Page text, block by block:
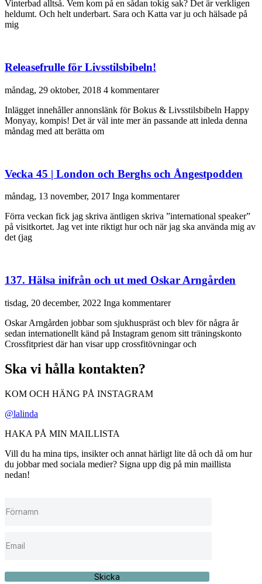
Vinterbad alltså. Vem kom på en sådan tokig sak? Det är verkligen
heldumt. Och helt underbart. Sara och Katta var ju och hälsade på
mig
Releasefrulle för Livsstilsbibeln!
måndag, 29 oktober, 2018 4 kommentarer
Inlägget innehåller annonslänk för Bokus & Livsstilsbibeln Happy
Monyay, kompis! Det är väl inte mer än passande att inleda denna
måndag med att berätta om
Vecka 45 | London och Berghs och Ångestpodden
måndag, 13 november, 2017 Inga kommentarer
Förra veckan fick jag skriva äntligen skriva ”international speaker”
på visitkortet. Jag vet inte riktigt hur och när jag ska använda mig av
det (jag
137. Hälsa inifrån och ut med Oskar Arngården
tisdag, 20 december, 2022 Inga kommentarer
Oskar Arngården jobbar som sjukhuspräst och blev för några år
sedan internationellt känd på Instagram genom sitt träningskonto
Crossfitpriest där han visar upp crossfitövningar och
Ska vi hålla kontakten?
KOM OCH HÄNG PÅ INSTAGRAM
@lalinda
HAKA PÅ MIN MAILLISTA
Vill du ha mina tips, insikter och annat härligt lite då och då om hur
du jobbar med sociala medier? Signa upp dig på min maillista
nedan!
Skicka